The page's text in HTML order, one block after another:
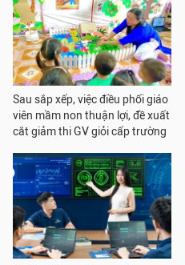
Sau sắp xếp, việc điều phối giáo
viên mầm non thuận lợi, đề xuất
cắt giảm thi GV giỏi cấp trường